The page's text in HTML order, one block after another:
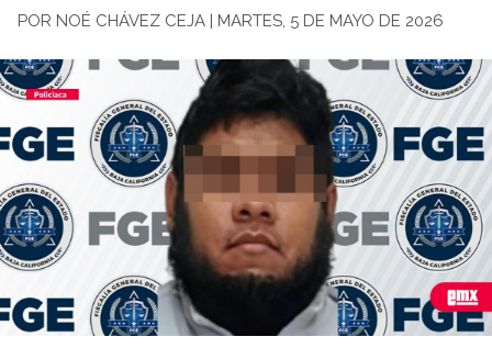
POR NOÉ CHÁVEZ CEJA | MARTES, 5 DE MAYO DE 2026